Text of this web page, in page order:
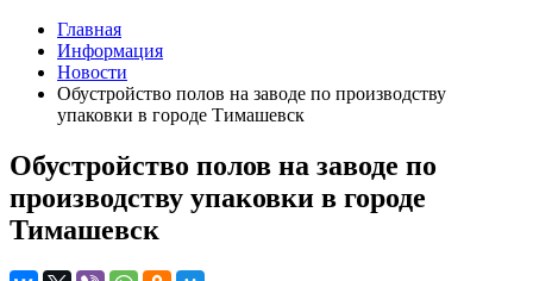
Главная
Информация
Новости
Обустройство полов на заводе по производству
упаковки в городе Тимашевск
Обустройство полов на заводе по
производству упаковки в городе
Тимашевск